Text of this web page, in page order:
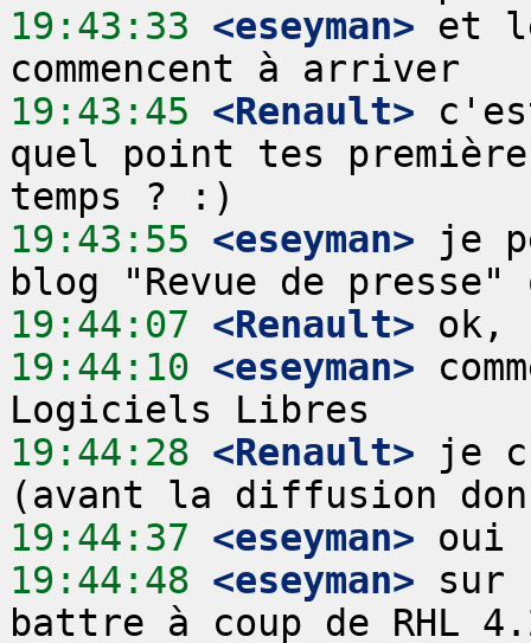
19:43:33 <eseyman> et
19:43:45 <Renault>
quel point tes
19:43:55 <eseyman> je
19:44:07 <Renault>
19:44:10 <eseyman>
19:44:28 <Renault> je
19:44:37 <eseyman>
19:44:48 <eseyman> sur